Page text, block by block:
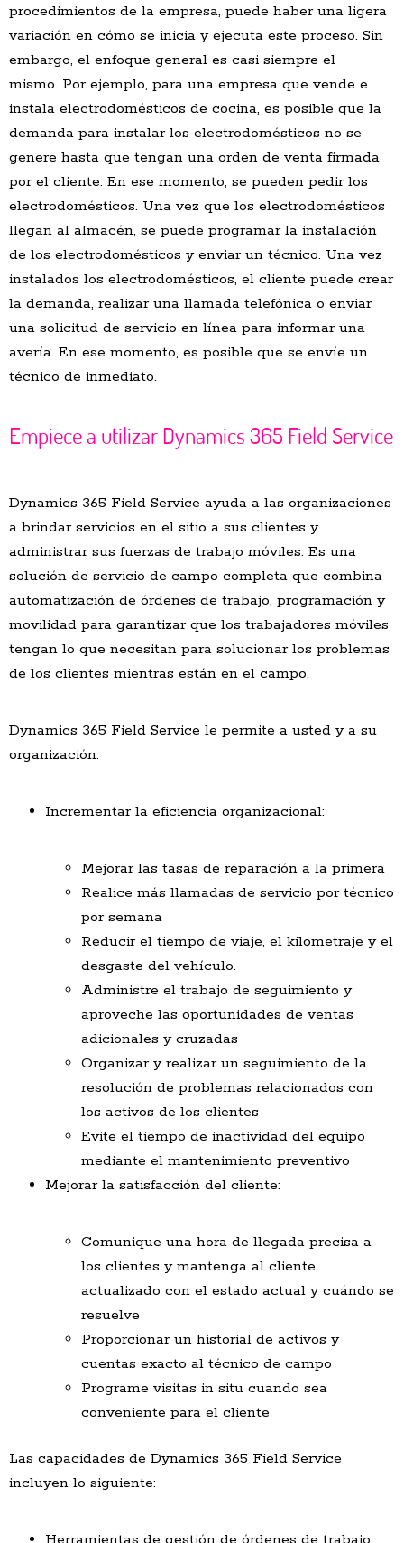
procedimientos de la empresa, puede haber una ligera
variación en cómo se inicia y ejecuta este proceso. Sin
embargo, el enfoque general es casi siempre el
mismo. Por ejemplo, para una empresa que vende e
instala electrodomésticos de cocina, es posible que la
demanda para instalar los electrodomésticos no se
genere hasta que tengan una orden de venta firmada
por el cliente. En ese momento, se pueden pedir los
electrodomésticos. Una vez que los electrodomésticos
llegan al almacén, se puede programar la instalación
de los electrodomésticos y enviar un técnico. Una vez
instalados los electrodomésticos, el cliente puede crear
la demanda, realizar una llamada telefónica o enviar
una solicitud de servicio en línea para informar una
avería. En ese momento, es posible que se envíe un
técnico de inmediato.
Empiece a utilizar Dynamics 365 Field Service
Dynamics 365 Field Service ayuda a las organizaciones
a brindar servicios en el sitio a sus clientes y
administrar sus fuerzas de trabajo móviles. Es una
solución de servicio de campo completa que combina
automatización de órdenes de trabajo, programación y
movilidad para garantizar que los trabajadores móviles
tengan lo que necesitan para solucionar los problemas
de los clientes mientras están en el campo.
Dynamics 365 Field Service le permite a usted y a su
organización:
Incrementar la eficiencia organizacional:
Mejorar las tasas de reparación a la primera
Realice más llamadas de servicio por técnico
por semana
Reducir el tiempo de viaje, el kilometraje y el
desgaste del vehículo.
Administre el trabajo de seguimiento y
aproveche las oportunidades de ventas
adicionales y cruzadas
Organizar y realizar un seguimiento de la
resolución de problemas relacionados con
los activos de los clientes
Evite el tiempo de inactividad del equipo
mediante el mantenimiento preventivo
Mejorar la satisfacción del cliente:
Comunique una hora de llegada precisa a
los clientes y mantenga al cliente
actualizado con el estado actual y cuándo se
resuelve
Proporcionar un historial de activos y
cuentas exacto al técnico de campo
Programe visitas in situ cuando sea
conveniente para el cliente
Las capacidades de Dynamics 365 Field Service
incluyen lo siguiente: